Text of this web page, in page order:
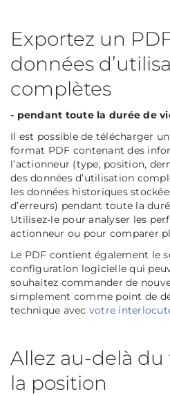
Exportez un
données
complètes
- pendant toute la durée de
Il est possible de télécharger
format PDF contenant des
l’actionneur (type, position,
des données d’utilisation
les données historiques
d’erreurs) pendant toute la
Utilisez-le pour analyser les
actionneur ou pour comparer
Le PDF contient également le
configuration logicielle qui
souhaitez commander de
simplement comme point de
technique avec votre
Allez au-delà
la position